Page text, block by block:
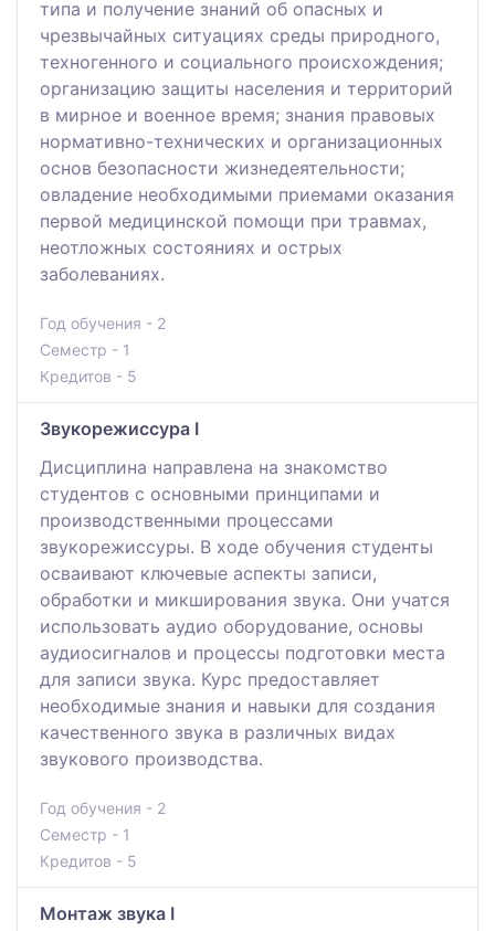
типа и получение знаний об опасных и
чрезвычайных ситуациях среды природного,
техногенного и социального происхождения;
организацию защиты населения и территорий
в мирное и военное время; знания правовых
нормативно-технических и организационных
основ безопасности жизнедеятельности;
овладение необходимыми приемами оказания
первой медицинской помощи при травмах,
неотложных состояниях и острых
заболеваниях.
Год обучения - 2
Семестр - 1
Кредитов - 5
Звукорежиссура І
Дисциплина направлена на знакомство
студентов с основными принципами и
производственными процессами
звукорежиссуры. В ходе обучения студенты
осваивают ключевые аспекты записи,
обработки и микширования звука. Они учатся
использовать аудио оборудование, основы
аудиосигналов и процессы подготовки места
для записи звука. Курс предоставляет
необходимые знания и навыки для создания
качественного звука в различных видах
звукового производства.
Год обучения - 2
Семестр - 1
Кредитов - 5
Монтаж звука I